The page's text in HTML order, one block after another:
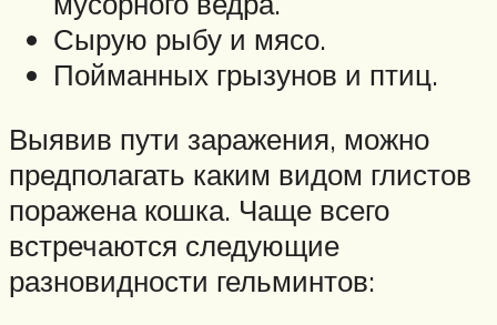
Сырую рыбу и мясо.
Пойманных грызунов и птиц.
Выявив пути заражения, можно
предполагать каким видом глистов
поражена кошка. Чаще всего
встречаются следующие
разновидности гельминтов: